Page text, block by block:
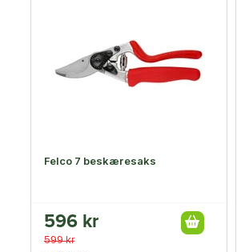
Felco 7 beskæresaks
596 kr
599 kr